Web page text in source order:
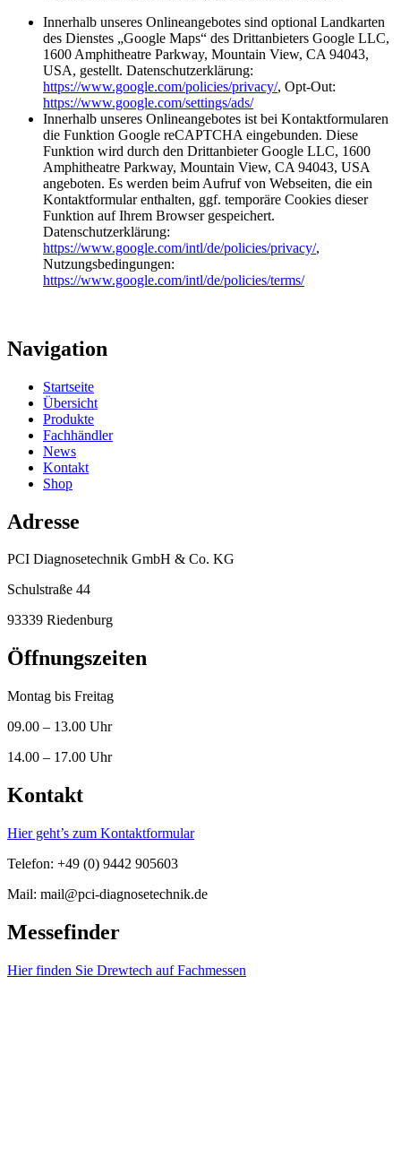
Innerhalb unseres Onlineangebotes sind optional Landkarten
des Dienstes „Google Maps“ des Drittanbieters Google LLC,
1600 Amphitheatre Parkway, Mountain View, CA 94043,
USA, gestellt. Datenschutzerklärung:
https://www.google.com/policies/privacy/, Opt-Out:
https://www.google.com/settings/ads/
Innerhalb unseres Onlineangebotes ist bei Kontaktformularen
die Funktion Google reCAPTCHA eingebunden. Diese
Funktion wird durch den Drittanbieter Google LLC, 1600
Amphitheatre Parkway, Mountain View, CA 94043, USA
angeboten. Es werden beim Aufruf von Webseiten, die ein
Kontaktformular enthalten, ggf. temporäre Cookies dieser
Funktion auf Ihrem Browser gespeichert.
Datenschutzerklärung:
https://www.google.com/intl/de/policies/privacy/,
Nutzungsbedingungen:
https://www.google.com/intl/de/policies/terms/
Navigation
Startseite
Übersicht
Produkte
Fachhändler
News
Kontakt
Shop
Adresse
PCI Diagnosetechnik GmbH & Co. KG
Schulstraße 44
93339 Riedenburg
Öffnungszeiten
Montag bis Freitag
09.00 – 13.00 Uhr
14.00 – 17.00 Uhr
Kontakt
Hier geht’s zum Kontaktformular
Telefon: +49 (0) 9442 905603
Mail: mail@pci-diagnosetechnik.de
Messefinder
Hier finden Sie Drewtech auf Fachmessen